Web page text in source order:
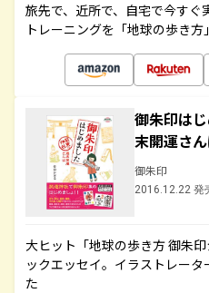
旅先で、近所で、自宅で今す
トレーニングを「地球の歩き
御朱印は
末開運さ
御朱印
2016.12.22 発
大ヒット「地球の歩き方 御朱
ックエッセイ。イラストレー
た